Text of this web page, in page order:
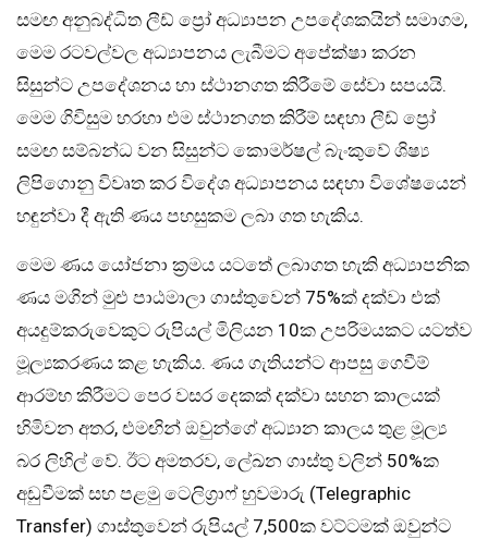
සමඟ අනුබද්ධිත ලීඩ් ප්‍රෝ අධ්‍යාපන උපදේශකයින් සමාගම,
මෙම රටවල්වල අධ්‍යාපනය ලැබීමට අපේක්ෂා කරන
සිසුන්ට උපදේශනය හා ස්ථානගත කිරීමේ සේවා සපයයි.
මෙම ගිවිසුම හරහා එම ස්ථානගත කිරීම් සඳහා ලීඩ් ප්‍රෝ
සමඟ සම්බන්ධ වන සිසුන්ට කොමර්ෂල් බැංකුවේ ශිෂ්‍ය
ලිපිගොනු විවෘත කර විදේශ අධ්‍යාපනය සඳහා විශේෂයෙන්
හඳුන්වා දී ඇති ණය පහසුකම ලබා ගත හැකිය.
මෙම ණය යෝජනා ක්‍රමය යටතේ ලබාගත හැකි අධ්‍යාපනික
ණය මගින් මුළු පාඨමාලා ගාස්තුවෙන් 75%ක් දක්වා එක්
අයදුම්කරුවෙකුට රුපියල් මිලියන 10ක උපරිමයකට යටත්ව
මූල්‍යකරණය කළ හැකිය. ණය ගැතියන්ට ආපසු ගෙවීම්
ආරම්භ කිරීමට පෙර වසර දෙකක් දක්වා සහන කාලයක්
හිමිවන අතර, එමඟින් ඔවුන්ගේ අධ්‍යාන කාලය තුළ මූල්‍ය
බර ලිහිල් වේ. ඊට අමතරව, ලේඛන ගාස්තු වලින් 50%ක
අඩුවීමක් සහ පළමු ටෙලිග්‍රාෆ් හුවමාරු (Telegraphic
Transfer) ගාස්තුවෙන් රුපියල් 7,500ක වට්ටමක් ඔවුන්ට